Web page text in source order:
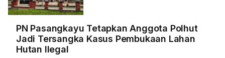
PN Pasangkayu Tetapkan Anggota Polhut
Jadi Tersangka Kasus Pembukaan Lahan
Hutan Ilegal